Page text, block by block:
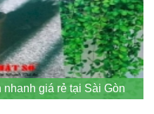
nhanh giá rẻ tại Sài Gòn